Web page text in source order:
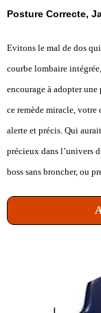
Posture Correcte,
Evitons le mal de dos
courbe lombaire
encourage à adopter
ce remède miracle, votre
alerte et précis. Qui
précieux dans l’univers
boss sans broncher, ou